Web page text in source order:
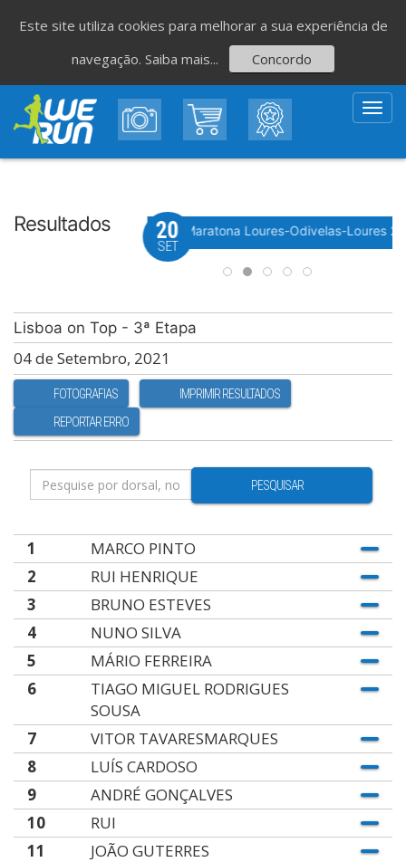
Resultados
do Avante! 2026 Meia Maratona Loures-Odivelas-Loures
20
SET
Lisboa on Top - 3ª Etapa
04 de Setembro, 2021
FOTOGRAFIAS
IMPRIMIR RESULTADOS
REPORTAR ERRO
PESQUISAR
1
MARCO PINTO
2
RUI HENRIQUE
3
BRUNO ESTEVES
4
NUNO SILVA
5
MÁRIO FERREIRA
6
TIAGO MIGUEL RODRIGUES
SOUSA
7
VITOR TAVARESMARQUES
8
LUÍS CARDOSO
9
ANDRÉ GONÇALVES
10
RUI
11
JOÃO GUTERRES
Este site utiliza cookies para melhorar a sua experiência de
navegação. Saiba mais... Concordo